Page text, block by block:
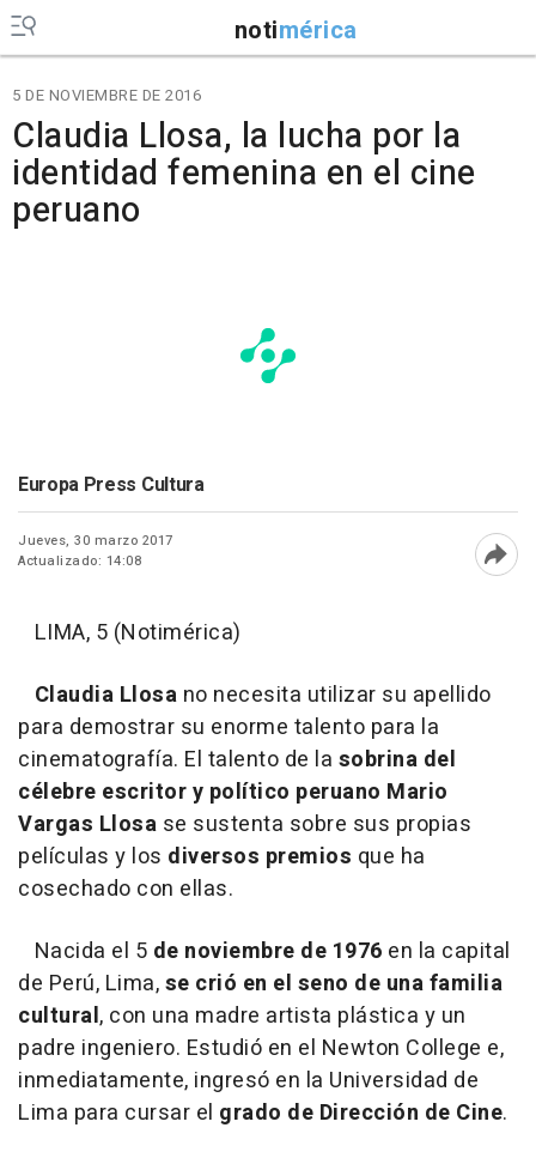
notimérica
5 DE NOVIEMBRE DE 2016
Claudia Llosa, la lucha por la
identidad femenina en el cine
peruano
Europa Press Cultura
Jueves, 30 marzo 2017
Actualizado: 14:08
LIMA, 5 (Notimérica)
Claudia Llosa no necesita utilizar su apellido
para demostrar su enorme talento para la
cinematografía. El talento de la sobrina del
célebre escritor y político peruano Mario
Vargas Llosa se sustenta sobre sus propias
películas y los diversos premios que ha
cosechado con ellas.
Nacida el 5 de noviembre de 1976 en la capital
de Perú, Lima,se crió en el seno de una familia
cultural, con una madre artista plástica y un
padre ingeniero. Estudió en el Newton College e,
inmediatamente, ingresó en la Universidad de
Lima para cursar el grado de Dirección de Cine.